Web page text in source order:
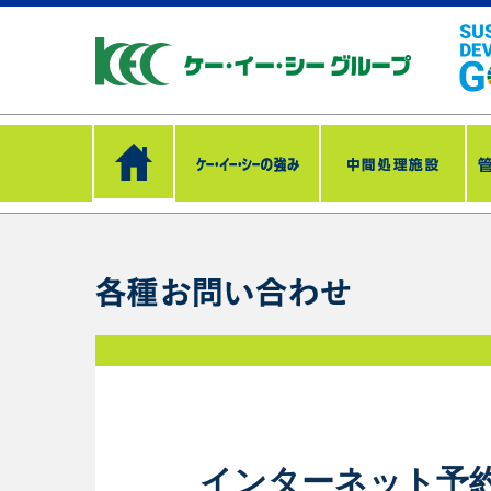
インターネット予